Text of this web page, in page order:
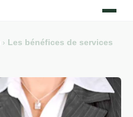
› Les bénéfices de services